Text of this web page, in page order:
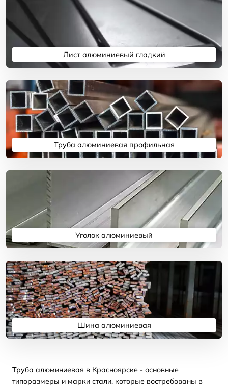
Лист алюминиевый гладкий
Подробнее
Труба алюминиевая профильная
Подробнее
Уголок алюминиевый
Подробнее
Шина алюминиевая
Подробнее
Труба алюминиевая в Красноярске - основные
типоразмеры и марки стали, которые востребованы в